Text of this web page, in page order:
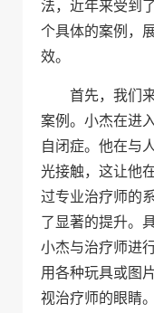
法，近年来受到
个具体的案例，
效。
首先，我们
案例。小杰在进
自闭症。他在与
光接触，这让他
过专业治疗师的
了显著的提升。
小杰与治疗师进
用各种玩具或图
视治疗师的眼睛